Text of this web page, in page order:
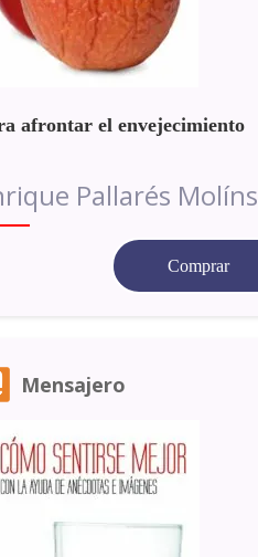
afrontar el envejecimiento
Pallarés Molíns
Comprar
Mensajero